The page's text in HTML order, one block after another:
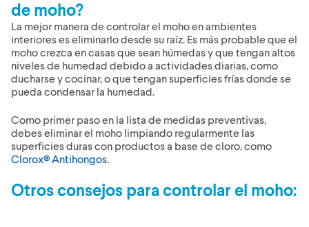
de moho?
La mejor manera de controlar el moho en ambientes
interiores es eliminarlo desde su raíz. Es más probable que el
moho crezca en casas que sean húmedas y que tengan altos
niveles de humedad debido a actividades diarias, como
ducharse y cocinar, o que tengan superficies frías donde se
pueda condensar la humedad.
Como primer paso en la lista de medidas preventivas,
debes eliminar el moho limpiando regularmente las
superficies duras con productos a base de cloro, como
Clorox® Antihongos.
Otros consejos para controlar el moho: